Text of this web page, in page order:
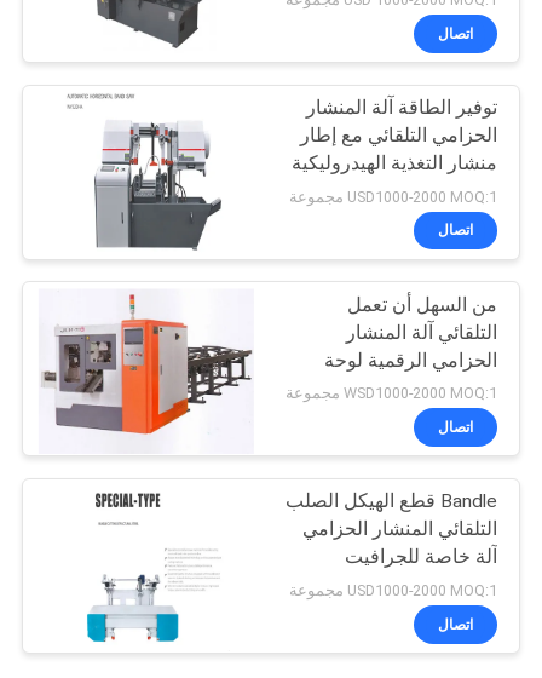
آلة اختبار الكابلات
29
سلك كابل الملحقات
56
اتصال
توفير الطاقة آلة المنشار
الحزامي التلقائي مع إطار
منشار التغذية الهيدروليكية
USD1000-2000 MOQ:1 مجموعة
اتصال
من السهل أن تعمل
التلقائي آلة المنشار
الحزامي الرقمية لوحة
التحكم
WSD1000-2000 MOQ:1 مجموعة
اتصال
Bandle قطع الهيكل الصلب
التلقائي المنشار الحزامي
آلة خاصة للجرافيت
USD1000-2000 MOQ:1 مجموعة
اتصال